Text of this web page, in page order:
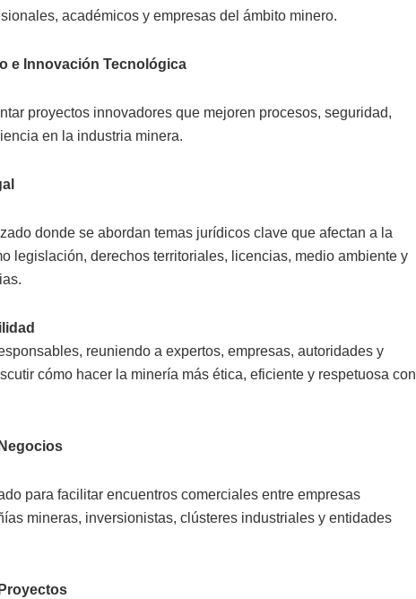
académicos y empresas del ámbito minero.
e Innovación Tecnológica
proyectos innovadores que mejoren procesos, seguridad,
en la industria minera.
donde se abordan temas jurídicos clave que afectan a la
legislación, derechos territoriales, licencias, medio ambiente y
reuniendo a expertos, empresas, autoridades y
cómo hacer la minería más ética, eficiente y respetuosa con
para facilitar encuentros comerciales entre empresas
mineras, inversionistas, clústeres industriales y entidades